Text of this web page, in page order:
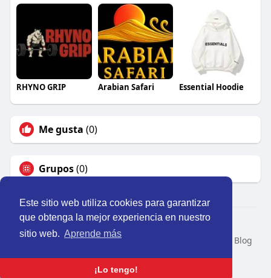
Este sitio web utiliza cookies para garantizar
que obtenga la mejor experiencia en nuestro
sitio web. Aprende más
¡Lo tengo!
RHYNO GRIP Arabian Safari Essential Hoodie
Me gusta (0)
Grupos(0)
© 2026 Perú Activo
Inicio
Nosotros Contacto
Blog
Idioma